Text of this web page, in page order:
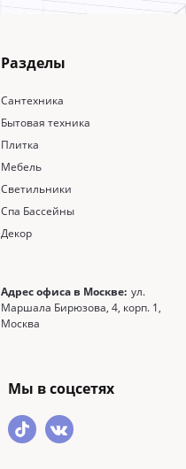
Разделы
Сантехника
Бытовая техника
Плитка
Мебель
Светильники
Спа Бассейны
Декор
Адрес офиса в Москве: ул.
Маршала Бирюзова, 4, корп. 1,
Москва
Мы в соцсетях